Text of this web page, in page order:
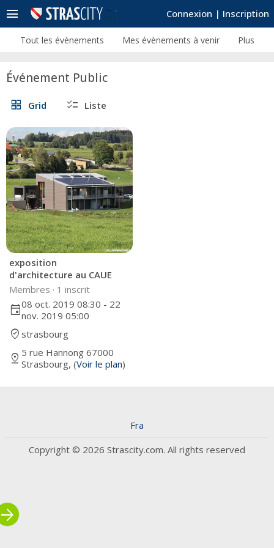
Connexion | Inscription
menu
Tout les évènements Mes évènements à venir Plus
Événement Public
grid_view Grid checklist Liste
exposition
d'architecture au CAUE
Membres · 1 inscrit
event08 oct. 2019 08:30 - 22
nov. 2019 05:00
where_to_vote strasbourg
pin_drop 5 rue Hannong 67000
Strasbourg, (Voir le plan)
Fra
Copyright © 2026 Strascity.com. All rights reserved